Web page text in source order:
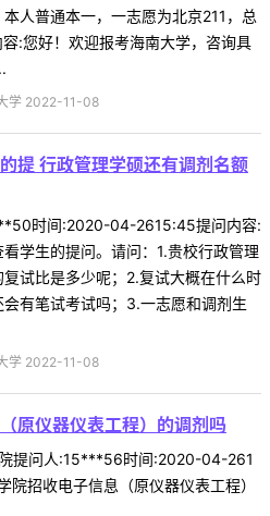
人普通本一，一志愿为北京211，总
:您好！欢迎报考海南大学，咨询具
学 2022-11-08
提 行政管理学硕还有调剂名额
时间:2020-04-2615:45提问内容:
学生的提问。请问：1.贵校行政管理
试比是多少呢；2.复试大概在什么时
有笔试考试吗；3.一志愿和调剂生
学 2022-11-08
原仪器仪表工程）的调剂吗
提问人:15***56时间:2020-04-261
招收电子信息（原仪器仪表工程）